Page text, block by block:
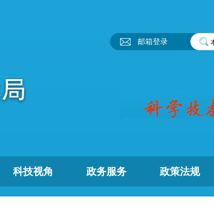
邮箱登录
科技视角 政务服务 政策法规